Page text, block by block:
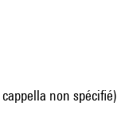
non spécifié)